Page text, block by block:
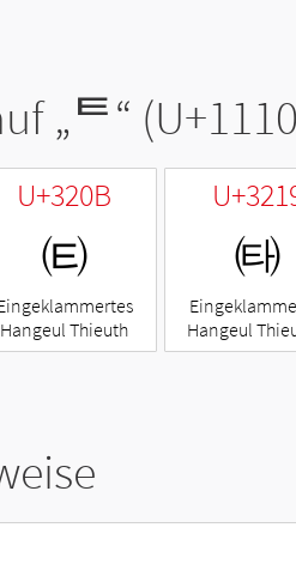
„ᄐ“
U+320B
㈋
Hangeul Thieuth
㈙
Hangeul